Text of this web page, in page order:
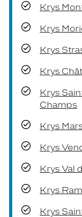
Krys
Krys
Krys
Krys
Krys
Champs
Krys
Krys
Krys Val
Krys
Krys